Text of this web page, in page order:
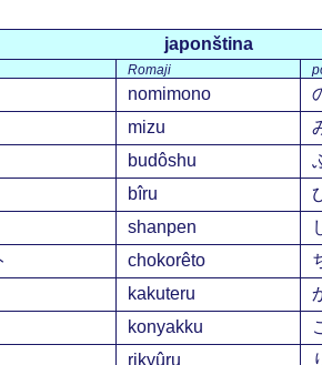
japonština
Romaji
nomimono
mizu
budôshu
bîru
shanpen
chokorêto
kakuteru
konyakku
rikyûru